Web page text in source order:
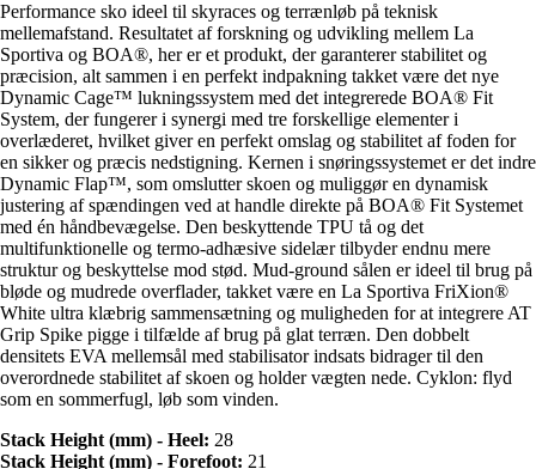
Performance sko ideel til skyraces og terrænløb på teknisk
mellemafstand. Resultatet af forskning og udvikling mellem La
Sportiva og BOA®, her er et produkt, der garanterer stabilitet og
præcision, alt sammen i en perfekt indpakning takket være det nye
Dynamic Cage™ lukningssystem med det integrerede BOA® Fit
System, der fungerer i synergi med tre forskellige elementer i
overlæderet, hvilket giver en perfekt omslag og stabilitet af foden for
en sikker og præcis nedstigning. Kernen i snøringssystemet er det indre
Dynamic Flap™, som omslutter skoen og muliggør en dynamisk
justering af spændingen ved at handle direkte på BOA® Fit Systemet
med én håndbevægelse. Den beskyttende TPU tå og det
multifunktionelle og termo-adhæsive sidelær tilbyder endnu mere
struktur og beskyttelse mod stød. Mud-ground sålen er ideel til brug på
bløde og mudrede overflader, takket være en La Sportiva FriXion®
White ultra klæbrig sammensætning og muligheden for at integrere AT
Grip Spike pigge i tilfælde af brug på glat terræn. Den dobbelt
densitets EVA mellemsål med stabilisator indsats bidrager til den
overordnede stabilitet af skoen og holder vægten nede. Cyklon: flyd
som en sommerfugl, løb som vinden.
Stack Height (mm) - Heel: 28
Stack Height (mm) - Forefoot: 21